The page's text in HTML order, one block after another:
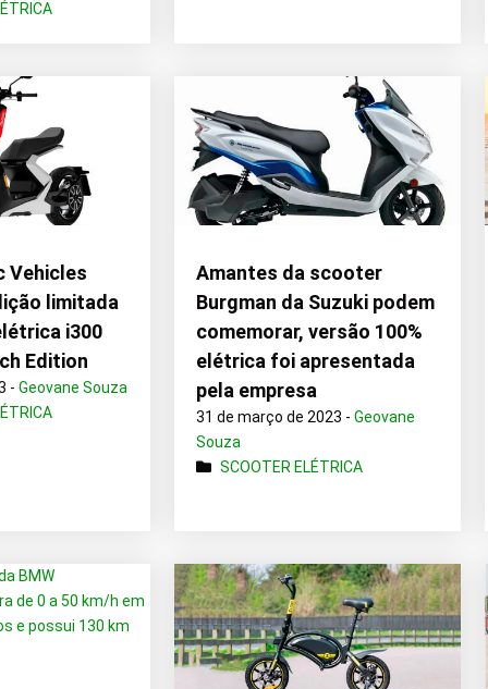
Vehicles
limitada
i300
Edition
-Geovane Souza
Amantes da scooter
Burgman da Suzuki podem
comemorar, versão 100%
elétrica foi apresentada
pela empresa
31 de março de 2023 -Geovane
Souza
SCOOTER ELÉTRICA